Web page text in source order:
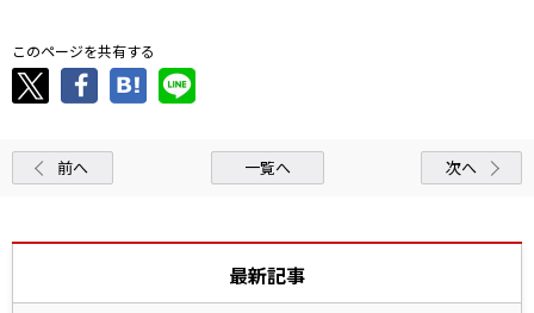
このページを共有する
前へ 一覧へ 次へ
最新記事